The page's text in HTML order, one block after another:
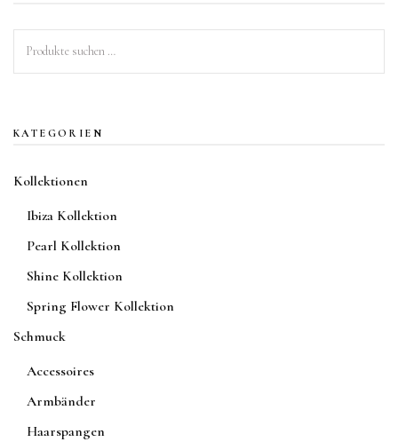
Die
Optionen
können
Suchen
KATEGORIEN
Kollektionen
Ibiza Kollektion
Pearl Kollektion
Shine Kollektion
Spring Flower Kollektion
Schmuck
Accessoires
Armbänder
Haarspangen